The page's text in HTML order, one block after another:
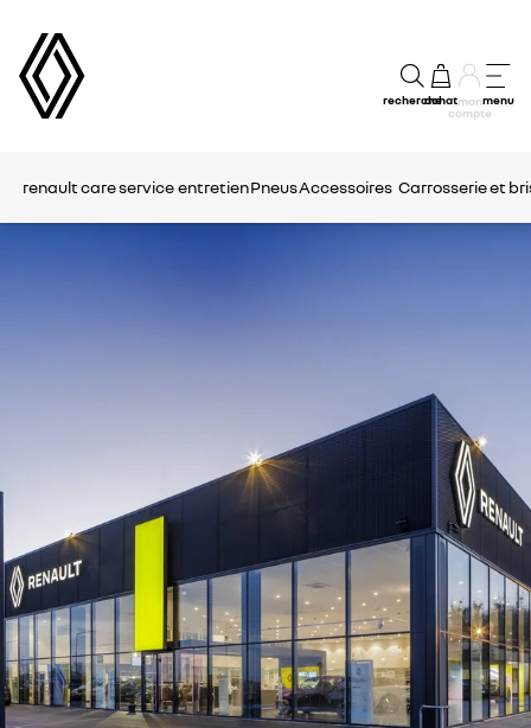
rechercheachatmon
compte
menu
renault care service entretienPneusAccessoires Carrosserie et